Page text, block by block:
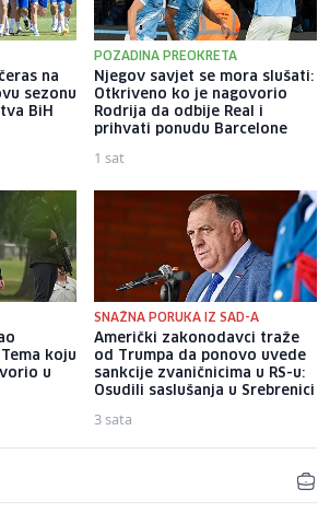
na
sezonu
BiH
POZADINA PREOKRETA
Njegov savjet se mora slušati:
Otkriveno ko je nagovorio
Rodrija da odbije Real i
prihvati ponudu Barcelone
1 sat
koju
u
SNAŽNA PORUKA IZ SAD-A
Američki zakonodavci traže
od Trumpa da ponovo uvede
sankcije zvaničnicima u RS-u:
Osudili saslušanja u Srebrenici
3 sata